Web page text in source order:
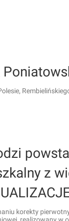
z
korekty